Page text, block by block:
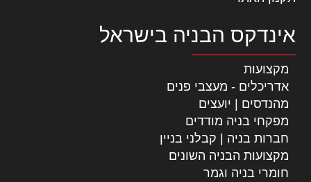
אינדקס הבניה בישראל
מקצועות
אדריכלים - מעצבי פנים
מהנדסים | יועצים
מפקחי בניה מודדים
חברות בניה | קבלני בניין
מקצועות הבניה השונים
חומרי בניה וגמר